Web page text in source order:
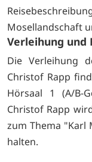
Mosellandschaft
Verleihung und
Die Verleihung
Christof Rapp
Hörsaal 1 (A/B-
Christof Rapp
zum Thema "Karl
halten.